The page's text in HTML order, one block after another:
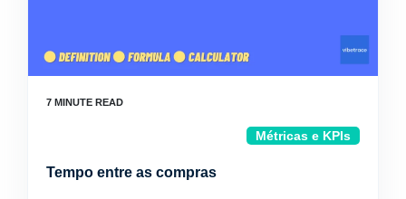
Métricas e KPIs
Tempo entre as compras